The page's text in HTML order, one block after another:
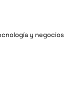
y negocios